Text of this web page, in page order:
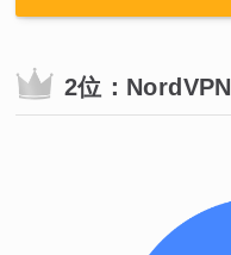
2位：NordVPN